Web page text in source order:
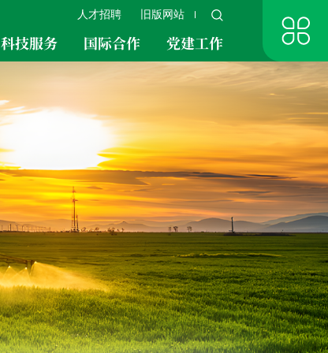
人才招聘 旧版网站
科技服务 国际合作 党建工作